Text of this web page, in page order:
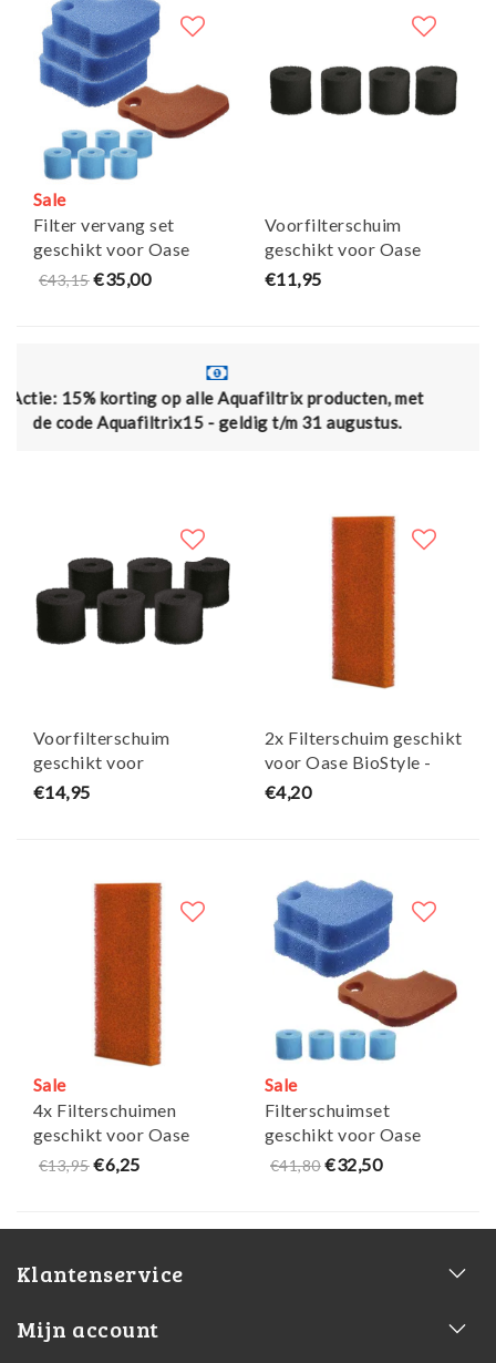
Sale
Filter vervang set
geschikt voor Oase
Biomaster (Thermo)
€43,15 €35,00
Voorfilterschuim
geschikt voor Oase
Biomaster thermo set
€11,95
alle Aquafiltrix producten, met
- geldig t/m 31 augustus.
Gratis verzending
Voorfilterschuim
geschikt voor
Biomaster thermo set
€14,95
2x Filterschuim geschikt
voor Oase BioStyle -
PPI 30 - Maja Koi
€4,20
Sale
4x Filterschuimen
geschikt voor Oase
Biostyle PPI30 - Maja
€13,95 €6,25
Sale
Filterschuimset
geschikt voor Oase
Biomaster Thermo 250
€41,80 €32,50
Klantenservice
Mijn account